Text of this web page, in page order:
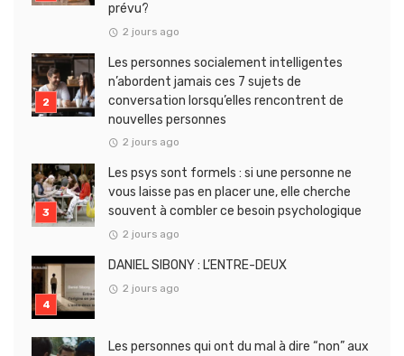
prévu?
2 jours ago
Les personnes socialement intelligentes
n’abordent jamais ces 7 sujets de
conversation lorsqu’elles rencontrent de
nouvelles personnes
2 jours ago
Les psys sont formels : si une personne ne
vous laisse pas en placer une, elle cherche
souvent à combler ce besoin psychologique
2 jours ago
DANIEL SIBONY : L’ENTRE-DEUX
2 jours ago
Les personnes qui ont du mal à dire “non” aux